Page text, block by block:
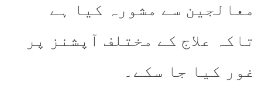
معالجین سے مشورہ کیا ہے
تاکہ علاج کے مختلف آپشنز پر
غور کیا جا سکے۔